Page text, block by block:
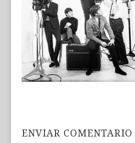
ENVIAR COMENTARIO